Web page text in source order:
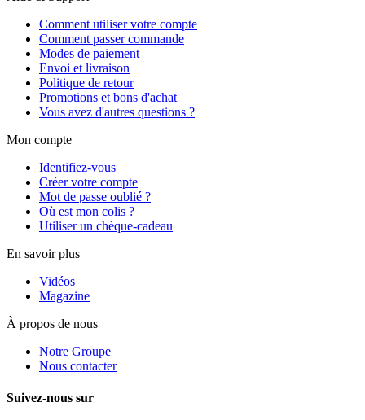
Comment utiliser votre compte
Comment passer commande
Modes de paiement
Envoi et livraison
Politique de retour
Promotions et bons d'achat
Vous avez d'autres questions ?
Mon compte
Identifiez-vous
Créer votre compte
Mot de passe oublié ?
Où est mon colis ?
Utiliser un chèque-cadeau
En savoir plus
Vidéos
Magazine
À propos de nous
Notre Groupe
Nous contacter
Suivez-nous sur